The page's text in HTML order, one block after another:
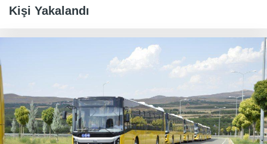
Kişi Yakalandı